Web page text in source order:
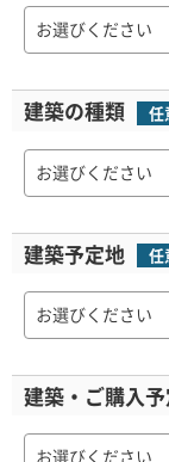
お選びください
建築の種類 任
お選びください
建築予定地 任
お選びください
建築・ ご購入
お選びください